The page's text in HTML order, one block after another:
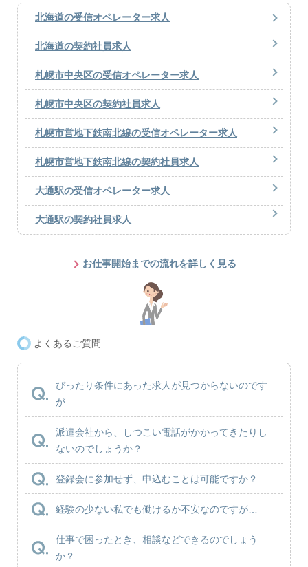
北海道の受信オペレーター求人
北海道の契約社員求人
札幌市中央区の受信オペレーター求人
札幌市中央区の契約社員求人
札幌市営地下鉄南北線の受信オペレーター求人
札幌市営地下鉄南北線の契約社員求人
大通駅の受信オペレーター求人
大通駅の契約社員求人
お仕事開始までの流れを詳しく見る
よくあるご質問
ぴったり条件にあった求人が見つからないのです
が...
派遣会社から、しつこい電話がかかってきたりし
ないのでしょうか？
登録会に参加せず、申込むことは可能ですか？
経験の少ない私でも働けるか不安なのですが…
仕事で困ったとき、相談などできるのでしょう
か？